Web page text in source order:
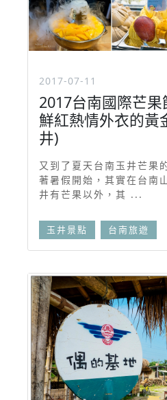
2017-07-11
2017台南國際芒
鮮紅熱情外衣的黃
井)
又到了夏天台南玉井芒果
著暑假開始，其實在台南
井有芒果以外，其 ...
玉井景點 台南旅遊